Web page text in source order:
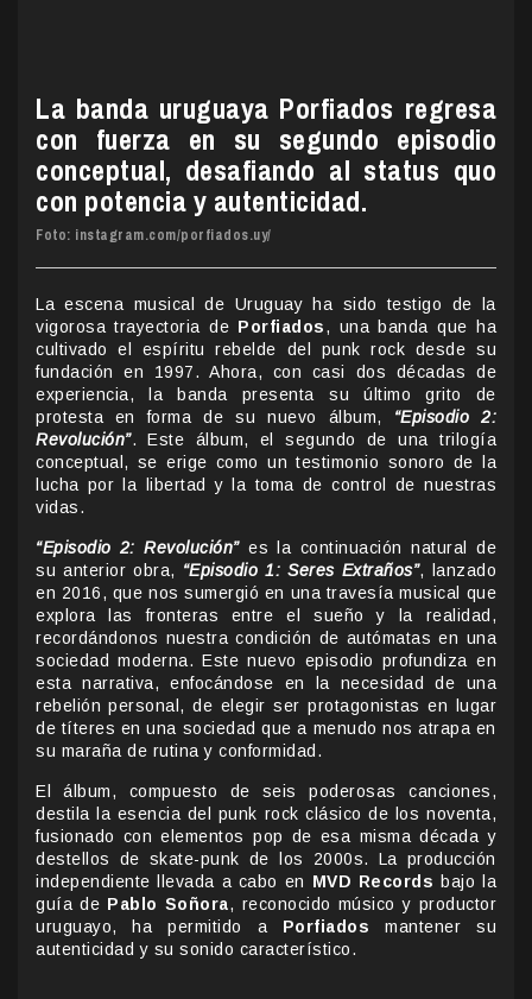
La banda uruguaya Porfiados regresa
con fuerza en su segundo episodio
conceptual, desafiando al status quo
con potencia y autenticidad.
Foto: instagram.com/porfiados.uy/
La escena musical de Uruguay ha sido testigo de la
vigorosa trayectoria de Porfiados, una banda que ha
cultivado el espíritu rebelde del punk rock desde su
fundación en 1997. Ahora, con casi dos décadas de
experiencia, la banda presenta su último grito de
protesta en forma de su nuevo álbum, “Episodio 2:
Revolución”. Este álbum, el segundo de una trilogía
conceptual, se erige como un testimonio sonoro de la
lucha por la libertad y la toma de control de nuestras
vidas.
“Episodio 2: Revolución”es la continuación natural de
su anterior obra, “Episodio 1: Seres Extraños”, lanzado
en 2016, que nos sumergió en una travesía musical que
explora las fronteras entre el sueño y la realidad,
recordándonos nuestra condición de autómatas en una
sociedad moderna. Este nuevo episodio profundiza en
esta narrativa, enfocándose en la necesidad de una
rebelión personal, de elegir ser protagonistas en lugar
de títeres en una sociedad que a menudo nos atrapa en
su maraña de rutina y conformidad.
El álbum, compuesto de seis poderosas canciones,
destila la esencia del punk rock clásico de los noventa,
fusionado con elementos pop de esa misma década y
destellos de skate-punk de los 2000s. La producción
independiente llevada a cabo en MVD Records bajo la
guía de Pablo Soñora, reconocido músico y productor
uruguayo, ha permitido a Porfiados mantener su
autenticidad y su sonido característico.